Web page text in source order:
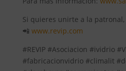
Si quieres unirte a la
📲 www.revip.com
#REVIP #Asociacion #ividrio
#fabricacionvidrio #climalit